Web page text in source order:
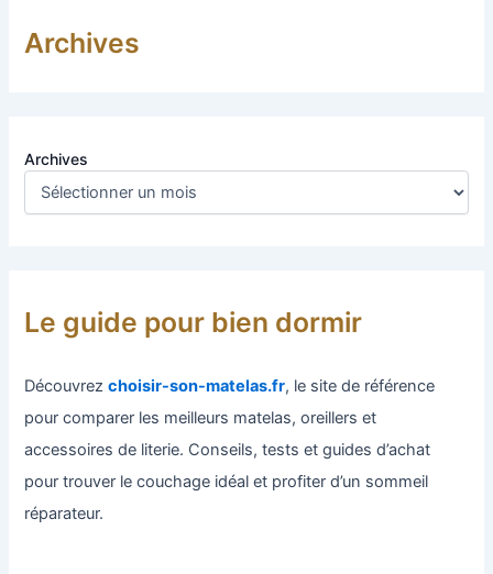
Archives
Archives
Le guide pour bien dormir
Découvrezchoisir-son-matelas.fr, le site de référence
pour comparer les meilleurs matelas, oreillers et
accessoires de literie. Conseils, tests et guides d’achat
pour trouver le couchage idéal et profiter d’un sommeil
réparateur.